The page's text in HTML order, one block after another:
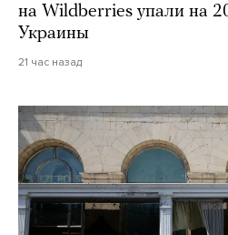
на Wildberries упали на
Украины
21 час назад